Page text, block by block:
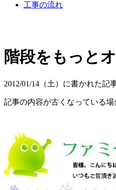
工事の流れ
階段をもっと
2012/01/14（土）に書かれた記
記事の内容が古くなっている場